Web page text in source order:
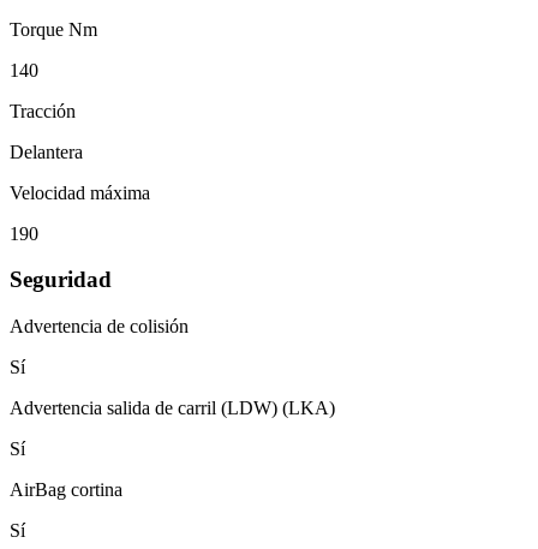
Torque Nm
140
Tracción
Delantera
Velocidad máxima
190
Seguridad
Advertencia de colisión
Sí
Advertencia salida de carril (LDW) (LKA)
Sí
AirBag cortina
Sí